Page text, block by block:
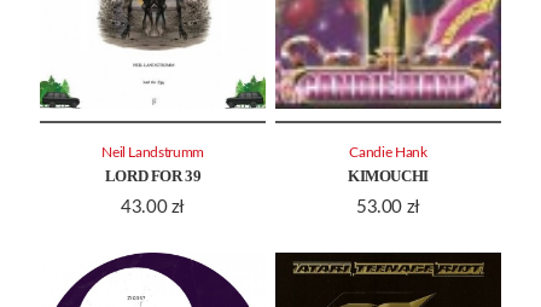
LORD FOR 39
43.00 zł
Neil Landstrumm
KIMOUCHI
53.00 zł
Candie Hank